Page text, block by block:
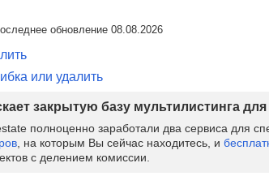
обновление 08.08.2026
или удалить
закрытую базу мультилистинга
полноценно заработали два сервиса для
, на которым Вы сейчас находитесь, и
с делением комиссии.